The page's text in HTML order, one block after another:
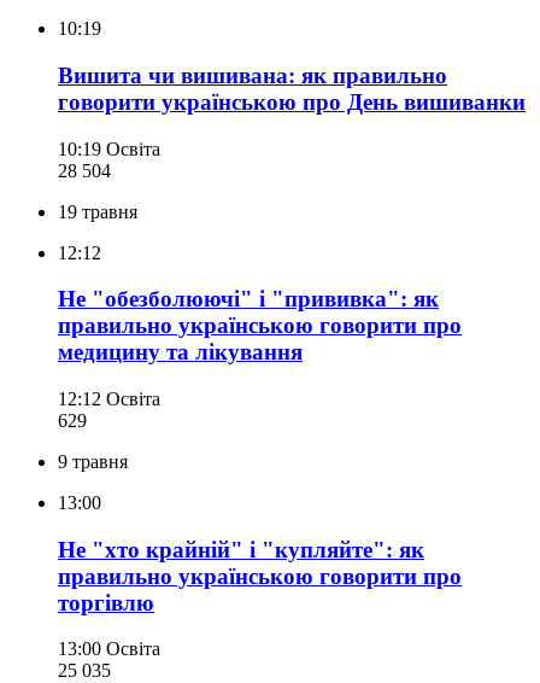
10:19
Вишита чи вишивана: як правильно
говорити українською про День вишиванки
10:19 Освіта
28 504
19 травня
12:12
Не "обезболюючі" і "прививка": як
правильно українською говорити про
медицину та лікування
12:12 Освіта
629
9 травня
13:00
Не "хто крайній" і "купляйте": як
правильно українською говорити про
торгівлю
13:00 Освіта
25 035